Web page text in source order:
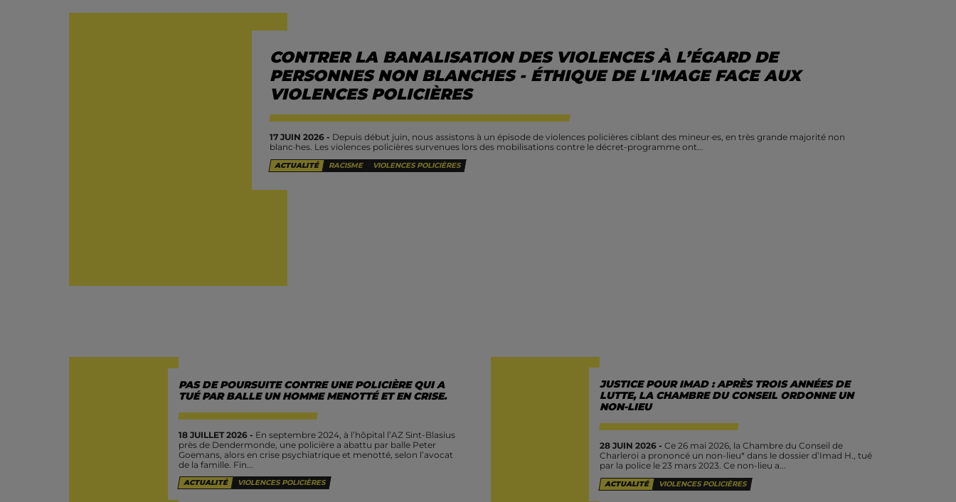
CONTRER LA BANALISATION DES VIOLENCES À L’ÉGARD DE
PERSONNES NON BLANCHES - ÉTHIQUE DE L'IMAGE FACE AUX
VIOLENCES POLICIÈRES
17 JUIN 2026 - Depuis début juin, nous assistons à un épisode de violences policières ciblant des mineur·es, en très grande majorité non
blanc·hes. Les violences policières survenues lors des mobilisations contre le décret-programme ont...
ACTUALITÉ RACISME VIOLENCES POLICIÈRES
PAS DE POURSUITE CONTRE UNE POLICIÈRE QUI A
TUÉ PAR BALLE UN HOMME MENOTTÉ ET EN CRISE.
18 JUILLET 2026 - En septembre 2024, à l’hôpital l’AZ Sint-Blasius
près de Dendermonde, une policière a abattu par balle Peter
Goemans, alors en crise psychiatrique et menotté, selon l’avocat
de la famille. Fin...
ACTUALITÉ VIOLENCES POLICIÈRES
JUSTICE POUR IMAD : APRÈS TROIS ANNÉES DE
LUTTE, LA CHAMBRE DU CONSEIL ORDONNE UN
NON-LIEU
28 JUIN 2026 - Ce 26 mai 2026, la Chambre du Conseil de
Charleroi a prononcé un non-lieu* dans le dossier d’Imad H., tué
par la police le 23 mars 2023. Ce non-lieu a...
ACTUALITÉ VIOLENCES POLICIÈRES